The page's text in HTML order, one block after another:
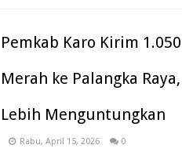
Pemkab Karo Kirim
Merah ke Palangka
Lebih Menguntungkan
Rabu, April 15, 2026 0